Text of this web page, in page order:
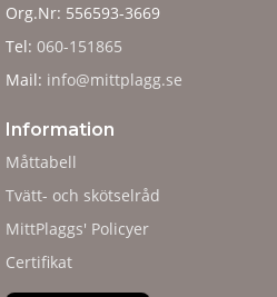
Org.Nr: 556593-3669
Tel: 060-151865
Mail: info@mittplagg.se
Information
Måttabell
Tvätt- och skötselråd
MittPlaggs' Policyer
Certifikat